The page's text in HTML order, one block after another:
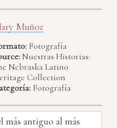
Muñoz
Fotografía
Nuestras Historias:
Nebraska Latino
Collection
Fotografía
más antiguo al más